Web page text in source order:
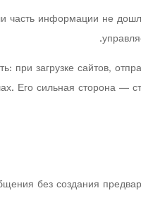
часть информации не
при загрузке сайтов,
Его сильная сторона —
без создания